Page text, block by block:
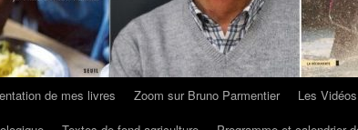
de mes livres Zoom sur Bruno Parmentier Les